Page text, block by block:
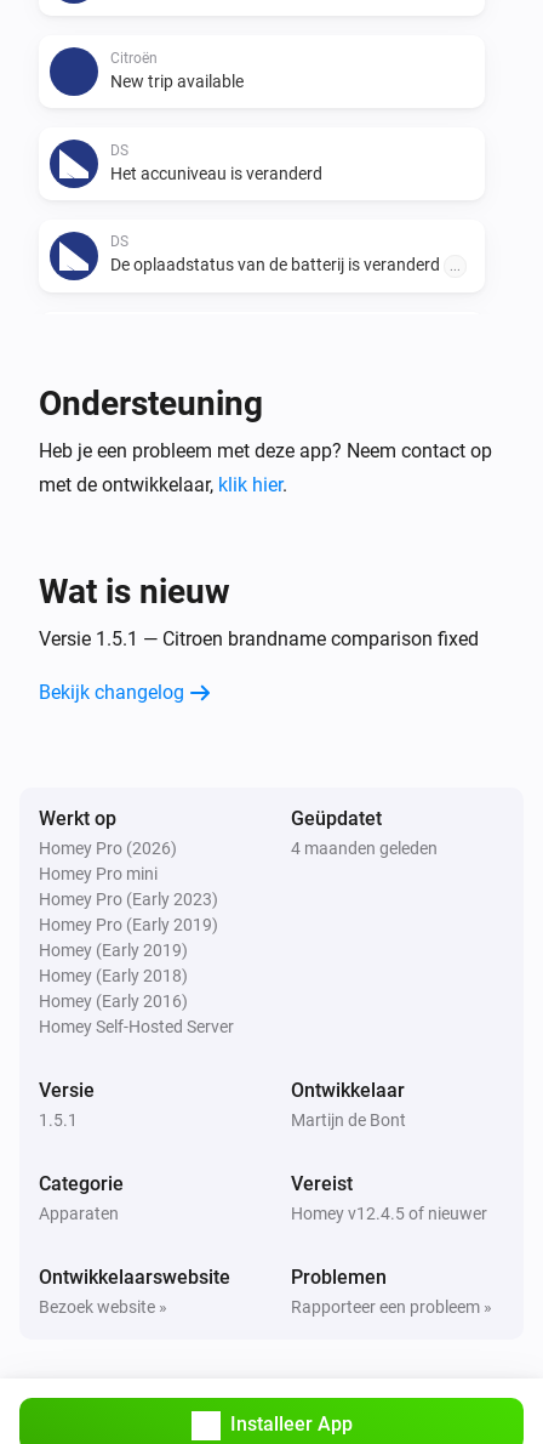
Citroën
New trip available
DS
Het accuniveau is veranderd
DS
De oplaadstatus van de batterij is veranderd
New trip available
De oplaadstatus van de batterij is veranderd ...
Opel
New trip available
Het accuniveau is veranderd
Peugeot
De oplaadstatus van de batterij is veranderd
Het voltage is veranderd
New trip available
En...
Citroën
DS
De oplaadstatus van de batterij is
Ondersteuning
Heb je een probleem met deze app? Neem contact op
met de ontwikkelaar, klik hier.
Wat is nieuw
Versie 1.5.1 — Citroen brandname comparison fixed
Bekijk changelog
Werkt op
Homey Pro (2026)
Homey Pro mini
Homey Pro (Early 2023)
Homey Pro (Early 2019)
Homey (Early 2019)
Homey (Early 2018)
Homey (Early 2016)
Homey Self-Hosted Server
Geüpdatet
4 maanden geleden
Versie
1.5.1
Ontwikkelaar
Martijn de Bont
Categorie
Apparaten
Vereist
Homey v12.4.5 of nieuwer
Ontwikkelaarswebsite
Bezoek website »
Problemen
Rapporteer een probleem »
Installeer App